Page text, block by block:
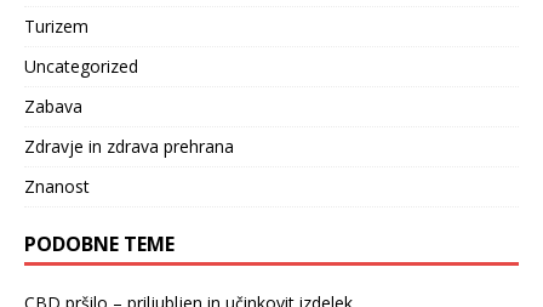
Turizem
Uncategorized
Zabava
Zdravje in zdrava prehrana
Znanost
PODOBNE TEME